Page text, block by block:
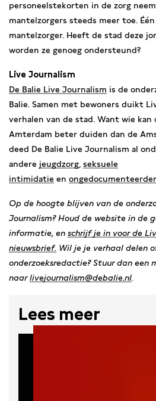
personeelstekorten in de zorg
mantelzorgers steeds meer toe.
mantelzorger. Heeft de stad deze
worden ze genoeg ondersteund?
Live Journalism
De Balie Live Journalism is de
Balie. Samen met bewoners duikt
verhalen van de stad. Want wie
Amterdam beter duiden dan de
deed De Balie Live Journalism al
andere jeugdzorg seksuele
intimidatie en
Op de hoogte blijven van de
Journalism? Houd de website in de
informatie, en schrijf je in voor de
nieuwsbrief. Wil je je verhaal delen
onderzoeksredactie? Stuur dan een
naarlivejournalism@debalie.nl.
Lees meer